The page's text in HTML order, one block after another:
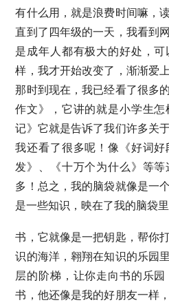
有什么用，就是浪费时间嘛，
直到了四年级的一天，我看到
是成年人都有极大的好处，
样，我才开始改变了，渐渐爱
那时到现在，我已经看了很多
作文》，它讲的就是小学生
记》它就是告诉了我们许多关
我还看了很多呢！像《好词
发》、《十万个为什么》等
多！总之，我的脑袋就像是一
是一些知识，映在了我的脑袋
书，它就像是一把钥匙，帮你
识的海洋，翱翔在知识的乐园
层的阶梯，让你走向书的乐园
书，他还像是我的好朋友一样